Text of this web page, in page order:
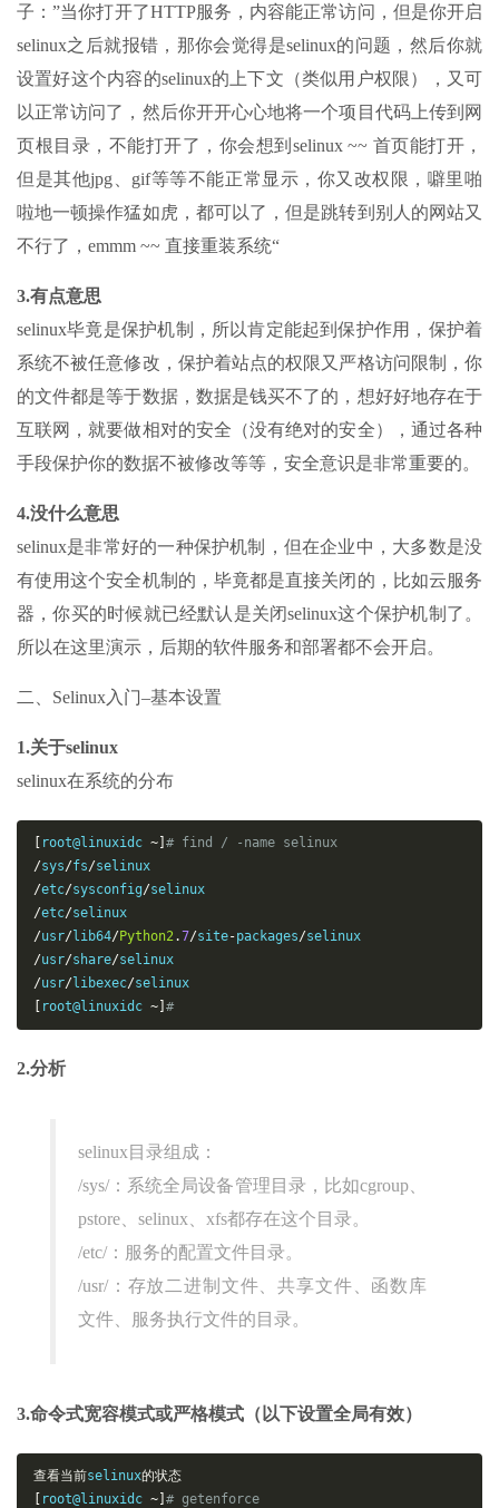
子：”当你打开了HTTP服务，内容能正常访问，但是你开启
selinux之后就报错，那你会觉得是selinux的问题，然后你就
设置好这个内容的selinux的上下文（类似用户权限），又可
以正常访问了，然后你开开心心地将一个项目代码上传到网
页根目录，不能打开了，你会想到selinux ~~ 首页能打开，
但是其他jpg、gif等等不能正常显示，你又改权限，噼里啪
啦地一顿操作猛如虎，都可以了，但是跳转到别人的网站又
不行了，emmm ~~ 直接重装系统“
3.有点意思
selinux毕竟是保护机制，所以肯定能起到保护作用，保护着
系统不被任意修改，保护着站点的权限又严格访问限制，你
的文件都是等于数据，数据是钱买不了的，想好好地存在于
互联网，就要做相对的安全（没有绝对的安全），通过各种
手段保护你的数据不被修改等等，安全意识是非常重要的。
4.没什么意思
selinux是非常好的一种保护机制，但在企业中，大多数是没
有使用这个安全机制的，毕竟都是直接关闭的，比如云服务
器，你买的时候就已经默认是关闭selinux这个保护机制了。
所以在这里演示，后期的软件服务和部署都不会开启。
二、Selinux入门–基本设置
1.关于selinux
selinux在系统的分布
[ root@linuxidc ~] # find / -name selinux
/sys/fs/
/etc/sysconfig/
/etc/
/usr/lib64/Python2.7/site-packages/
/usr/share/
/usr/libexec/
[ root@linuxidc ~] #
2.分析
selinux目录组成：
/sys/：系统全局设备管理目录，比如cgroup、
pstore、selinux、xfs都存在这个目录。
/etc/：服务的配置文件目录。
/usr/：存放二进制文件、共享文件、函数库
文件、服务执行文件的目录。
3.命令式宽容模式或严格模式（以下设置全局有效）
查看当前selinux的状态
[ root@linuxidc ~] # getenforce